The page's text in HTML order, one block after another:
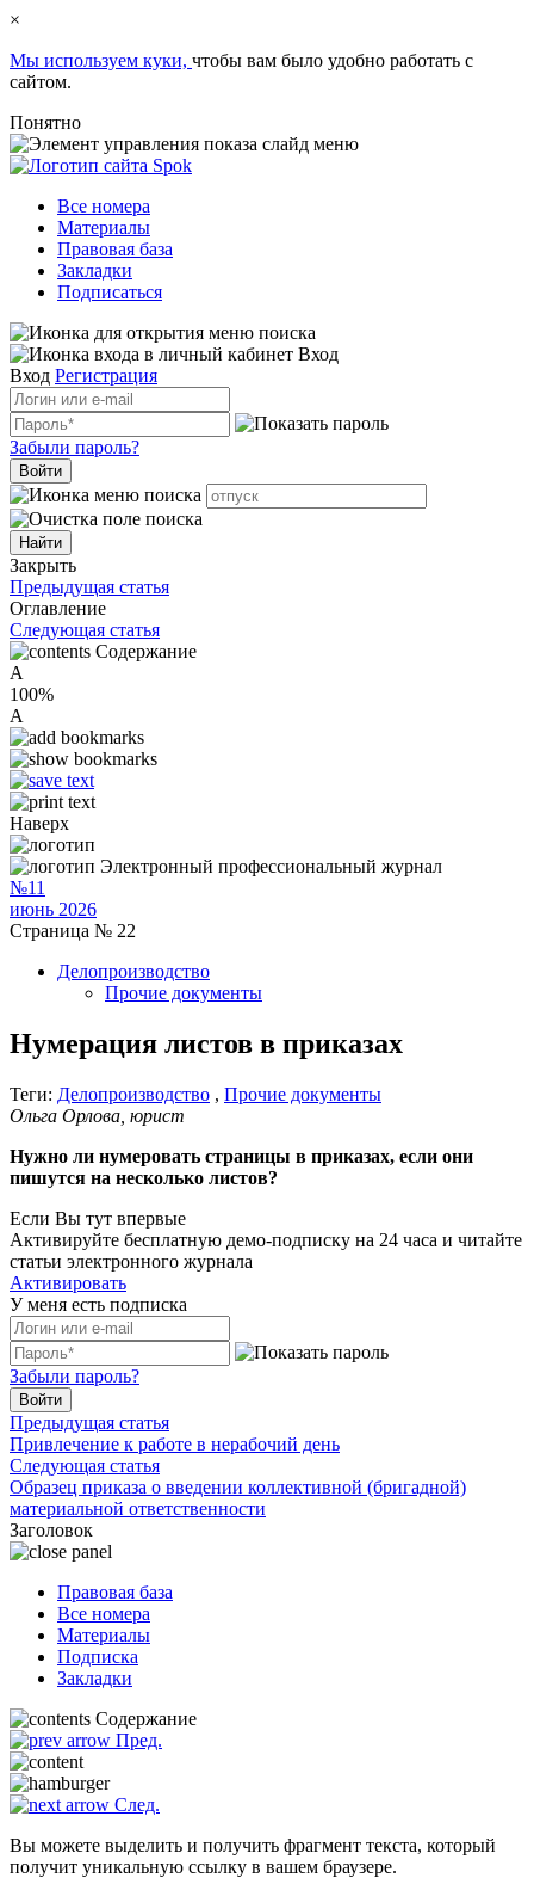
×
Мы используем куки, чтобы вам было удобно работать с
сайтом.
Понятно
Все номера
Материалы
Правовая база
Закладки
Подписаться
Вход
Вход Регистрация
Забыли пароль?
Войти
Закрыть
Предыдущая статья
Оглавление
Следующая статья
Содержание
A
100%
A
Наверх
Электронный профессиональный журнал
№11
июнь 2026
Страница № 22
Делопроизводство
Прочие документы
Нумерация листов в приказах
Теги: Делопроизводство , Прочие документы
Ольга Орлова, юрист
Нужно ли нумеровать страницы в приказах, если они
пишутся на несколько листов?
Если Вы тут впервые
Активируйте бесплатную демо-подписку на 24 часа и читайте
статьи электронного журнала
Активировать
У меня есть подписка
Забыли пароль?
Войти
Предыдущая статья
Привлечение к работе в нерабочий день
Следующая статья
Образец приказа о введении коллективной (бригадной)
материальной ответственности
Заголовок
Правовая база
Все номера
Материалы
Подписка
Закладки
Содержание
Пред.
След.
Вы можете выделить и получить фрагмент текста, который
получит уникальную ссылку в вашем браузере.